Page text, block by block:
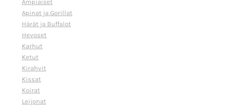
Ampiaiset
Apinat ja Gorillat
Härät ja Buffalot
Hevoset
Karhut
Ketut
Kirahvit
Kissat
Koirat
Leijonat